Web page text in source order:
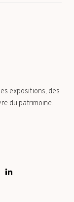
expositions, des
du patrimoine.